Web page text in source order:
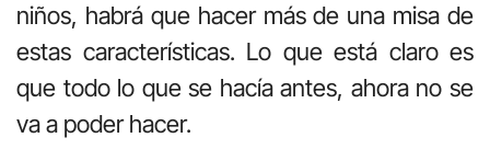
niños, habrá que hacer más de una misa de
estas características. Lo que está claro es
que todo lo que se hacía antes, ahora no se
va a poder hacer.